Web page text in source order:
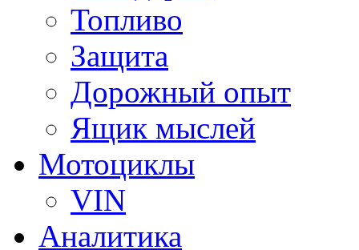
Топливо
Защита
Дорожный опыт
Ящик мыслей
Мотоциклы
VIN
Аналитика